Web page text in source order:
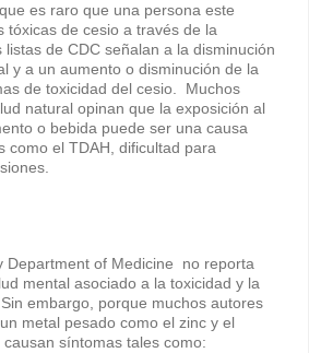
es raro que una persona este
tóxicas de cesio a través de la
de CDC señalan a la disminución
y a un aumento o disminución de la
de toxicidad del cesio. Muchos
natural opinan que la exposición al
o bebida puede ser una causa
como el TDAH, dificultad para
Department of Medicine no reporta
mental asociado a la toxicidad y la
embargo, porque muchos autores
metal pesado como el zinc y el
síntomas tales como: